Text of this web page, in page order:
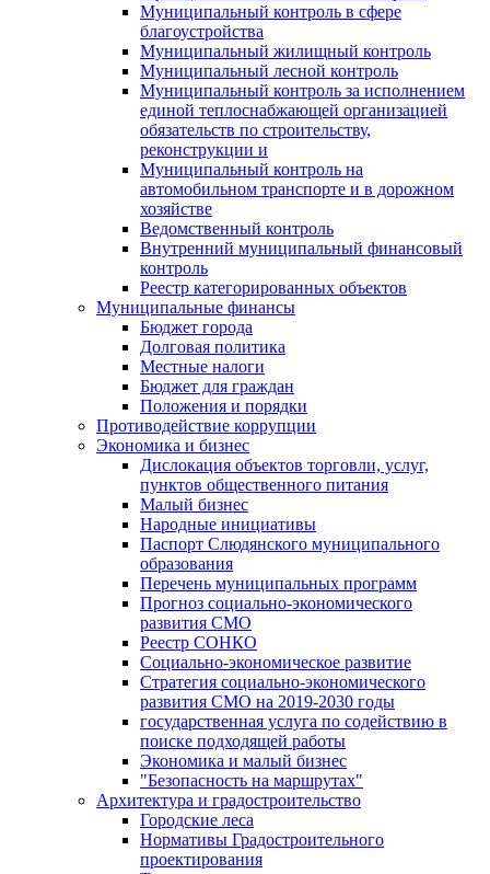
Муниципальный контроль в сфере
благоустройства
Муниципальный жилищный контроль
Муниципальный лесной контроль
Муниципальный контроль за исполнением
единой теплоснабжающей организацией
обязательств по строительству,
реконструкции и
Муниципальный контроль на
автомобильном транспорте и в дорожном
хозяйстве
Ведомственный контроль
Внутренний муниципальный финансовый
контроль
Реестр категорированных объектов
Муниципальные финансы
Бюджет города
Долговая политика
Местные налоги
Бюджет для граждан
Положения и порядки
Противодействие коррупции
Экономика и бизнес
Дислокация объектов торговли, услуг,
пунктов общественного питания
Малый бизнес
Народные инициативы
Паспорт Слюдянского муниципального
образования
Перечень муниципальных программ
Прогноз социально-экономического
развития СМО
Реестр СОНКО
Социально-экономическое развитие
Стратегия социально-экономического
развития СМО на 2019-2030 годы
государственная услуга по содействию в
поиске подходящей работы
Экономика и малый бизнес
"Безопасность на маршрутах"
Архитектура и градостроительство
Городские леса
Нормативы Градостроительного
проектирования